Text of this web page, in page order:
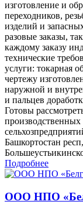
изготовление и
переходников,
изделий и
разовые заказы,
каждому заказу
технические
услуги: токарная
чертежу
наружной и
и пальцев
Готовы
Башкортостан
Подробнее
ООО НПО